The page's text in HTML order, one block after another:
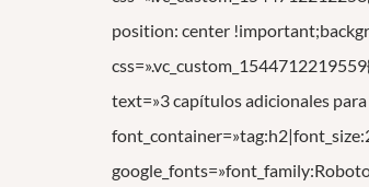
position: center
text=»3 capítulos adicionales